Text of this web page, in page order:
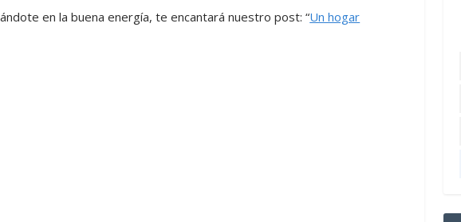
en la buena energía, te encantará nuestro post: “Un hogar